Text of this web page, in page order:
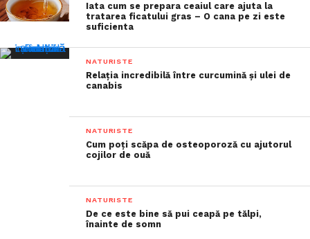
Iata cum se prepara ceaiul care ajuta la
tratarea ficatului gras – O cana pe zi este
suficienta
NATURISTE
Relația incredibilă între curcumină și ulei de
canabis
NATURISTE
Cum poți scăpa de osteoporoză cu ajutorul
cojilor de ouă
NATURISTE
De ce este bine să pui ceapă pe tălpi,
înainte de somn